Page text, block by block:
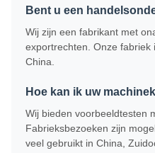
Bent u een
Wij zijn een fabrikant met
exportrechten. Onze fabriek
China.
Hoe kan ik uw
Wij bieden voorbeeldtesten
Fabrieksbezoeken zijn
veel gebruikt in China,